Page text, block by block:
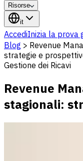
Risorse
it
AccediInizia la prova
Blog > Revenue
strategie e
Gestione dei Ricavi
Revenue
stagionali: